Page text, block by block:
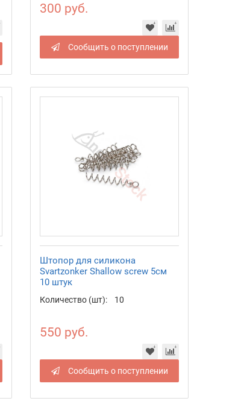
300 руб.
Сообщить о поступлении
Штопор для силикона
Svartzonker Shallow screw 5см
10 штук
Количество (шт): 10
550 руб.
Сообщить о поступлении